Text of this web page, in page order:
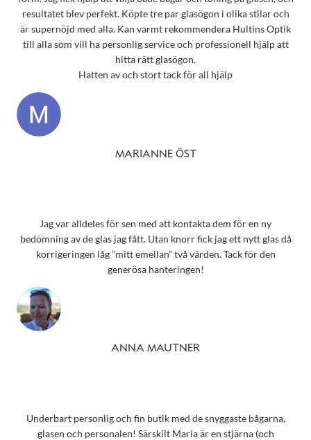
resultatet blev perfekt. Köpte tre par glasögon i olika stilar och
är supernöjd med alla. Kan varmt rekommendera Hultins Optik
till alla som vill ha personlig service och professionell hjälp att
hitta rätt glasögon.
Hatten av och stort tack för all hjälp
MARIANNE ÖST
Jag var alldeles för sen med att kontakta dem för en ny
bedömning av de glas jag fått. Utan knorr fick jag ett nytt glas då
korrigeringen låg ”mitt emellan” två värden. Tack för den
generösa hanteringen!
ANNA MAUTNER
Underbart personlig och fin butik med de snyggaste bågarna,
glasen och personalen! Särskilt Maria är en stjärna (och